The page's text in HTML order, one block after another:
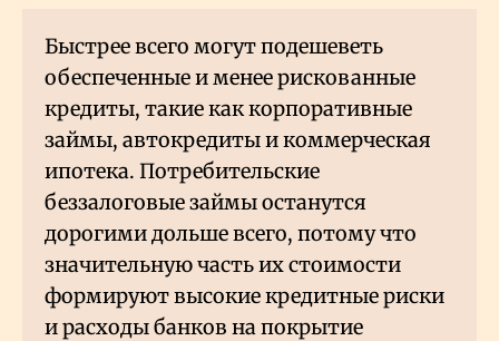
Быстрее всего могут подешеветь
обеспеченные и менее рискованные
кредиты, такие как корпоративные
займы, автокредиты и коммерческая
ипотека. Потребительские
беззалоговые займы останутся
дорогими дольше всего, потому что
значительную часть их стоимости
формируют высокие кредитные риски
и расходы банков на покрытие